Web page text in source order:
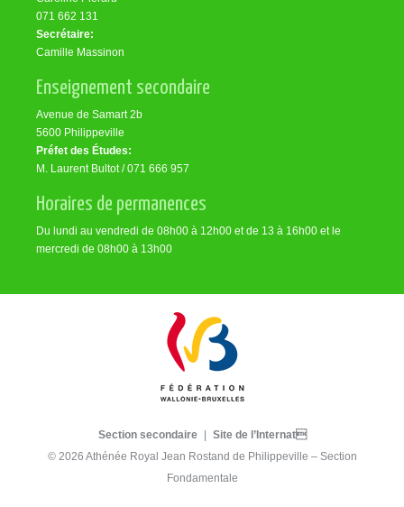
071 662 131
Secrétaire:
Camille Massinon
Enseignement secondaire
Avenue de Samart 2b
5600 Philippeville
Préfet des Études:
M. Laurent Bultot / 071 666 957
Horaires de permanences
Du lundi au vendredi de 08h00 à 12h00 et de 13 à 16h00 et le
mercredi de 08h00 à 13h00
Section secondaire
Site de l’Internat
© 2026 Athénée Royal Jean Rostand de Philippeville – Section
Fondamentale